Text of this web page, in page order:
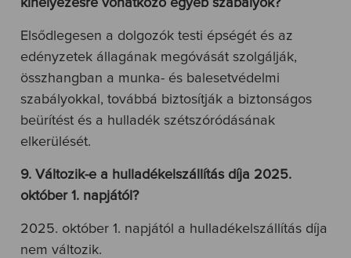
kihelyezésre vonatkozó egyéb szabályok?
Elsődlegesen a dolgozók testi épségét és az
edényzetek állagának megóvását szolgálják,
összhangban a munka- és balesetvédelmi
szabályokkal, továbbá biztosítják a biztonságos
beürítést és a hulladék szétszóródásának
elkerülését.
9. Változik-e a hulladékelszállítás díja 2025.
október 1. napjától?
2025. október 1. napjától a hulladékelszállítás díja
nem változik.